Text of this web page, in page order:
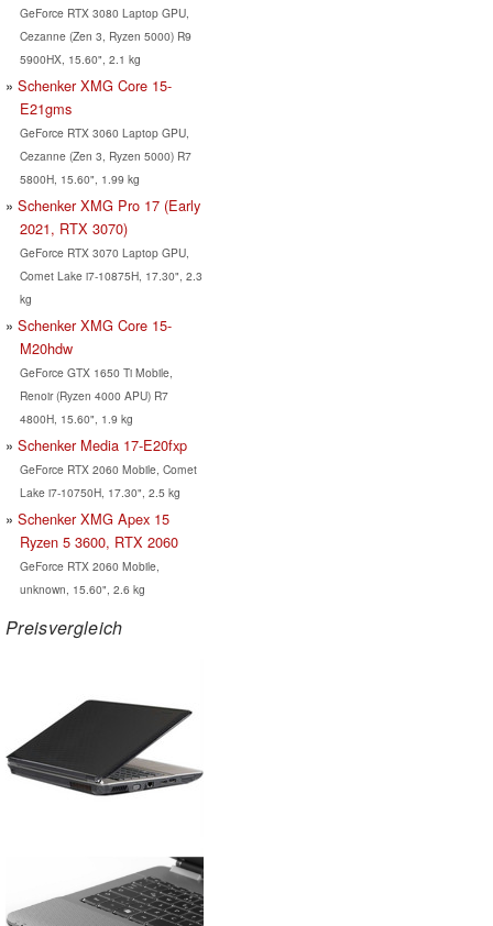
GeForce RTX 3080 Laptop GPU,
Cezanne (Zen 3, Ryzen 5000) R9
5900HX, 15.60", 2.1 kg
Schenker XMG Core 15-
E21gms
GeForce RTX 3060 Laptop GPU,
Cezanne (Zen 3, Ryzen 5000) R7
5800H, 15.60", 1.99 kg
Schenker XMG Pro 17 (Early
2021, RTX 3070)
GeForce RTX 3070 Laptop GPU,
Comet Lake i7-10875H, 17.30", 2.3
kg
Schenker XMG Core 15-
M20hdw
GeForce GTX 1650 Ti Mobile,
Renoir (Ryzen 4000 APU) R7
4800H, 15.60", 1.9 kg
Schenker Media 17-E20fxp
GeForce RTX 2060 Mobile, Comet
Lake i7-10750H, 17.30", 2.5 kg
Schenker XMG Apex 15
Ryzen 5 3600, RTX 2060
GeForce RTX 2060 Mobile,
unknown, 15.60", 2.6 kg
Preisvergleich